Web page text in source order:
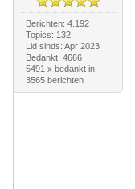
Berichten: 4.192
Topics: 132
Lid sinds: Apr 2023
Bedankt: 4666
5491 x bedankt in
3565 berichten